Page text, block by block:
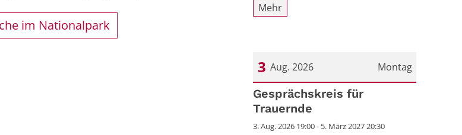
im Nationalpark
Mehr
Montag
3 Aug. 2026
Datum: 3. August 2026
Gesprächskreis für
Trauernde
3. Aug. 2026 19:00 - 5. März 2027 20:30